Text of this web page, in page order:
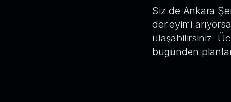
Siz de Ankara
deneyimi
ulaşabilirsiniz.
bugünden